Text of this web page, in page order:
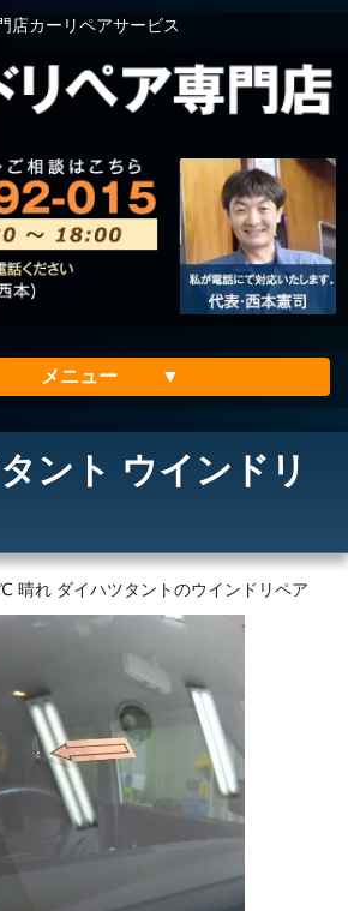
店カーリペアサービス
メニュー
会社案内
ご利用の流れ
ント ウインドリ
晴れ ダイハツタントのウインドリペア